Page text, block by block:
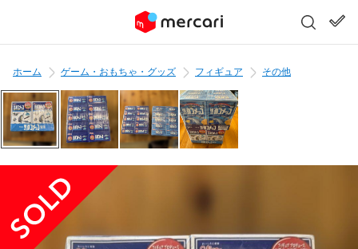
ホーム ゲーム・おもちゃ・グッズ フィギュア その他